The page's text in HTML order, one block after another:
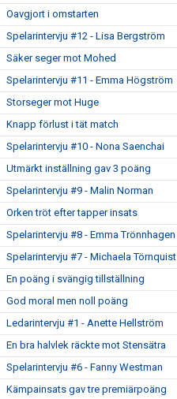
Oavgjort i omstarten
Spelarintervju #12 - Lisa Bergström
Säker seger mot Mohed
Spelarintervju #11 - Emma Högström
Storseger mot Huge
Knapp förlust i tät match
Spelarintervju #10 - Nona Saenchai
Utmärkt inställning gav 3 poäng
Spelarintervju #9 - Malin Norman
Orken tröt efter tapper insats
Spelarintervju #8 - Emma Trönnhagen
Spelarintervju #7 - Michaela Törnquist
En poäng i svängig tillställning
God moral men noll poäng
Ledarintervju #1 - Anette Hellström
En bra halvlek räckte mot Stensätra
Spelarintervju #6 - Fanny Westman
Kämpainsats gav tre premiärpoäng